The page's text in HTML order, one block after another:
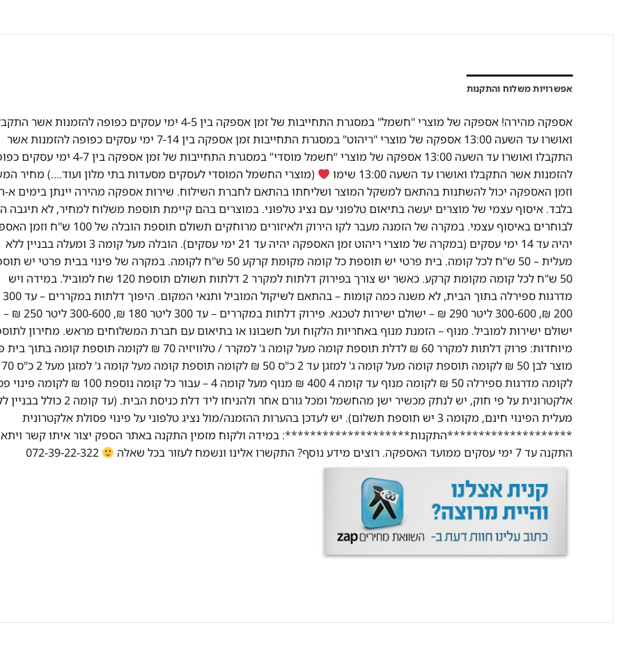
אפשרויות משלוח והתקנות
אספקה מהירה! אספקה של מוצרי "חשמל" במסגרת התחייבות של זמן אספקה בין 4-5 ימי עסקים כפופה להזמנות אשר
ואושרו עד השעה 13:00 אספקה של מוצרי "ריהוט" במסגרת התחייבות זמן אספקה בין 7-14 ימי עסקים כפופה להזמנות אשר
התקבלו ואושרו עד השעה 13:00 אספקה של מוצרי “חשמל מוסדי” במסגרת התחייבות של זמן אספקה בין 4-
להזמנות אשר התקבלו ואושרו עד השעה 13:00 שימו
(מוצרי החשמל המוסדי לעסקים מסעדות בתי מלון ועוד….) מחיר
וזמן האספקה יכול להשתנות בהתאם למשקל המוצר ושליחתו בהתאם לחברת השילוח. שירות אספקה מהירה יינתן בימים א-
בלבד. איסוף עצמי של מוצרים יעשה בתיאום טלפוני עם נציג טלפוני. במוצרים בהם קיימת תוספת משלוח למחיר, לא תיגבה
לבוחרים באיסוף עצמי. במקרה של הזמנה מעבר לקו הירוק ולאיזורים מרוחקים תשולם תוספת
יהיה עד 14 ימי עסקים (במקרה של מוצרי ריהוט זמן האספקה יהיה עד 21 ימי עסקים). הובלה מעל קומה 3 ומעלה בבניין ללא
מעלית – 50 ש"ח לכל קומה. בית פרטי יש תוספת כל קומה מקומת קרקע 50 ש"ח לקומה. במקרה של פינוי בבית פרטי
50 ש"ח לכל קומה מקומת קרקע. כאשר יש צורך בפירוק דלתות למקרר 2 דלתות תשולם תוספת 120 שח למוביל. במידה ויש
מדרגות
200 ₪, 300-600 ליטר 290 ₪ – ישולם ישירות לטכנא. פירוק דלתות במקררים – עד 300 ליטר 180 ₪, 300-600 ליטר 250 ₪ –
ישולם ישירות למוביל. מנוף – הזמנת מנוף באחריות הלקוח ועל חשבונו או בתיאום עם חברת המשלוחים מראש. מחירון
מיוחדות: פרוק דלתות למקרר 60 ₪ לדלת תוספת קומה מעל קומה ג' למקרר / טלוויזיה 70 ₪ לקומה תוספת
מוצר לבן
לקומה מדרגות ספירלה 50 ₪ לקומה מנוף עד קומה 4 400 ₪ מנוף מעל קומה 4 – עבור כל קומה
אלקטרונית על פי חוק, יש לנתק מכשיר ישן מהחשמל ומכל גורם אחר ולהניחו ליד דלת כניסת הבית. (עד
מעלית הפינוי חינם, מקומה 3 יש תוספת תשלום). יש לעדכן בהערות ההזמנה/מול נציג טלפוני על פינוי פסולת אלקטרונית
********************התקנות********************: במידה ולקוח מזמין התקנה באתר הספק יצור איתו קשר
התקנה עד 7 ימי עסקים ממועד האספקה. רוצים מידע נוסף? התקשרו אלינו ונשמח לעזור בכל שאלה